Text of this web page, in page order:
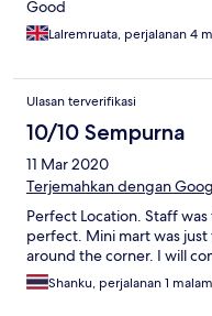
Good
Lalremruata, perjalanan 4
Ulasan terverifikasi
10/10 Sempurna
11 Mar 2020
Terjemahkan dengan
Perfect Location. Staff
perfect. Mini mart was just
around the corner. I will
Shanku, perjalanan 1 malam